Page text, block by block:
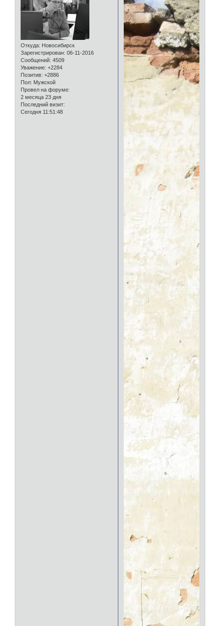
Откуда: Новосибирск
Зарегистрирован: 06-11-2016
Сообщений: 4509
Уважение: +2284
Позитив: +2886
Пол: Мужской
Провел на форуме:
2 месяца 23 дня
Последний визит:
Сегодня 11:51:48